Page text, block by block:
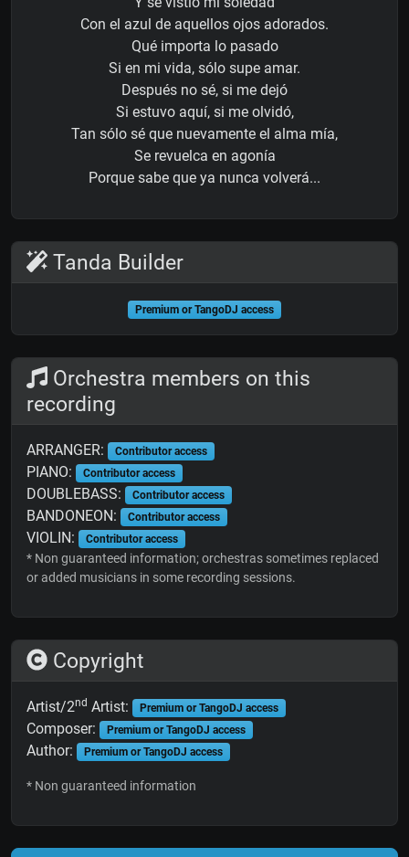
Con el azul de aquellos ojos adorados.
Qué importa lo pasado
Si en mi vida, sólo supe amar.
Después no sé, si me dejó
Si estuvo aquí, si me olvidó,
Tan sólo sé que nuevamente el alma mía,
Se revuelca en agonía
Porque sabe que ya nunca volverá...
Tanda Builder
Premium or TangoDJ access
Orchestra members on this
recording
ARRANGER: Contributor access
PIANO: Contributor access
DOUBLEBASS: Contributor access
BANDONEON: Contributor access
VIOLIN: Contributor access
* Non guaranteed information; orchestras sometimes replaced
or added musicians in some recording sessions.
Copyright
Artist/2nd Artist: Premium or TangoDJ access
Composer: Premium or TangoDJ access
Author: Premium or TangoDJ access
* Non guaranteed information